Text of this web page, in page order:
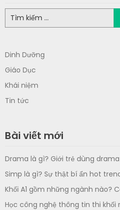
Tìm
kiếm
Dinh Dưỡng
Giáo Dục
Khái niệm
Tin tức
Bài viết mới
Drama là gì? Giới trẻ dùng
Simp là gì? Sự thật bí ẩn hot
Khối A1 gồm những ngành nào?
Học công nghệ thông tin thi